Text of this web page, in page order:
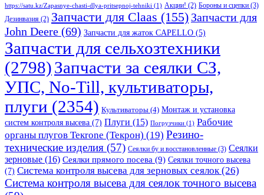
https://satu.kz/Zapasnye-chasti-dlya-pritsepnoj-tehniki (1) Акции! (2) Бороны и сцепки (3)
Дезинвазия (2) Запчасти для Claas (155) Запчасти для
John Deere (69) Запчасти для жаток CAPELLO (5)
Запчасти для сельхозтехники
(2798)Запчасти за сеялки СЗ,
УПС, No-Till, культиваторы,
плуги (2354) Культиваторы (4) Монтаж и установка
систем контроля высева (7) Плуги (15) Погрузчики (1) Рабочие
органы плугов Текrоne (Текрон) (19) Резино-
технические изделия (57) Сеялки бу и восстановленные (3) Сеялки
зерновые (16) Сеялки прямого посева (9) Сеялки точного высева
(7) Система контроля высева для зерновых сеялок (26)
Система контроля высева для сеялок точного высева